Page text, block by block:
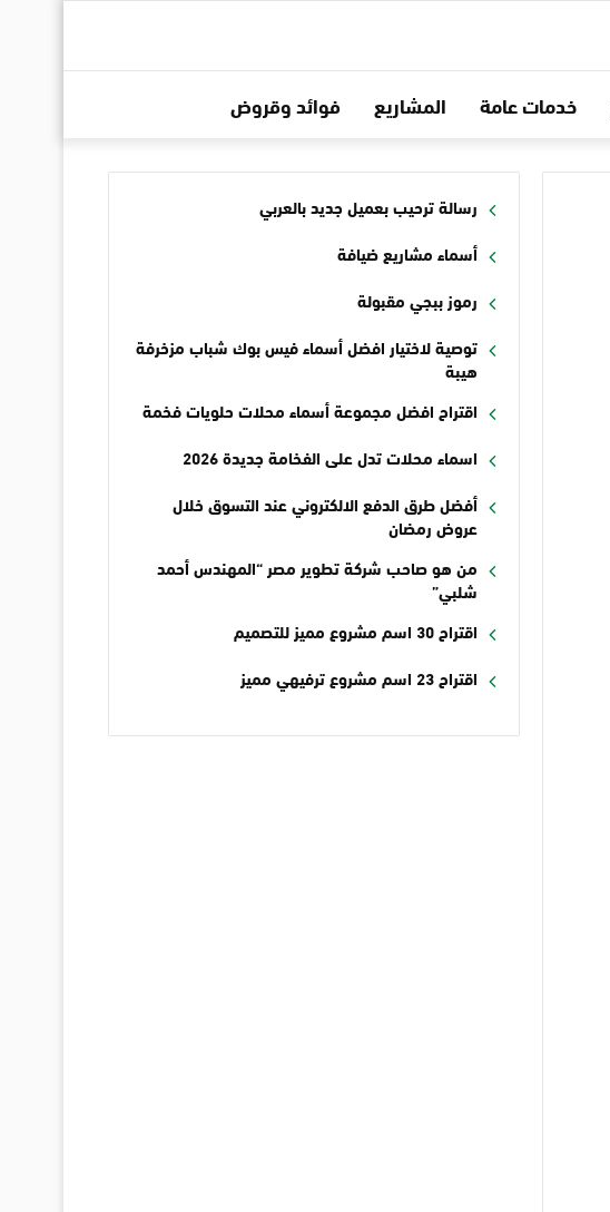
خدمات عامة المشاريع فوائد وقروض
رسالة ترحيب بعميل جديد بالعربي
أسماء مشاريع ضيافة
رموز ببجي مقبولة
توصية لاختيار افضل أسماء فيس بوك شباب مزخرفة
هيبة
اقتراح افضل مجموعة أسماء محلات حلويات فخمة
اسماء محلات تدل على الفخامة جديدة 2026
أفضل طرق الدفع الالكتروني عند التسوق خلال
عروض رمضان
من هو صاحب شركة تطوير مصر “المهندس أحمد
شلبي”
اقتراح 30 اسم مشروع مميز للتصميم
اقتراح 23 اسم مشروع ترفيهي مميز